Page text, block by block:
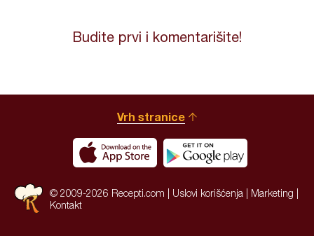
Budite prvi i komentarišite!
Vrh stranice
© 2009-2026 Recepti.com | Uslovi korišćenja Marketing
Kontakt